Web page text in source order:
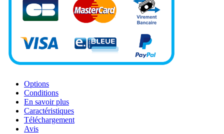
Options
Conditions
En savoir plus
Caractéristiques
Téléchargement
Avis